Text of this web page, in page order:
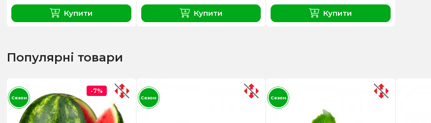
Купити Купити Купити
Популярні товари
-7%
Сезон Сезон Сезон